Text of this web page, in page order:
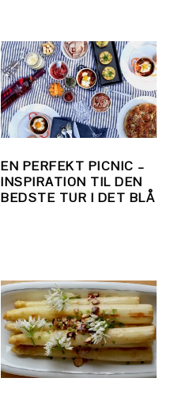
EN PERFEKT PICNIC –
INSPIRATION TIL DEN
BEDSTE TUR I DET BLÅ